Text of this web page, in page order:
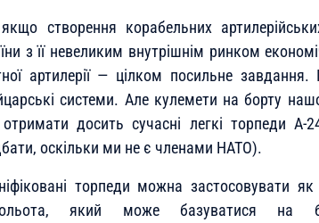
створення корабельних
з її невеликим внутрішнім ринком
артилерії — цілком посильне
системи. Але кулемети на борту
досить сучасні легкі торпеди
оскільки ми не є членами НАТО).
торпеди можна застосовувати
який може базуватися на